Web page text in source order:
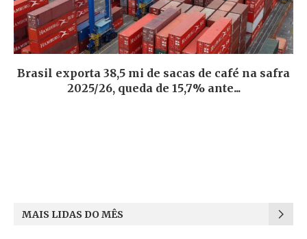
Brasil exporta 38,5 mi de sacas de café na safra
2025/26, queda de 15,7% ante...
MAIS LIDAS DO MÊS